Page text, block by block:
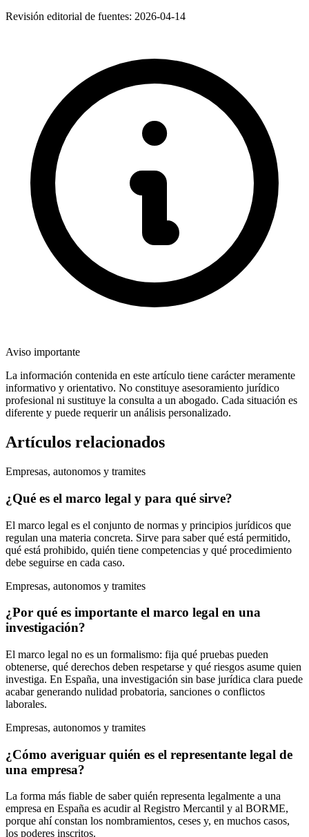
Revisión editorial de fuentes: 2026-04-14
Aviso importante
La información contenida en este artículo tiene carácter meramente
informativo y orientativo. No constituye asesoramiento jurídico
profesional ni sustituye la consulta a un abogado. Cada situación es
diferente y puede requerir un análisis personalizado.
Artículos relacionados
Empresas, autonomos y tramites
¿Qué es el marco legal y para qué sirve?
El marco legal es el conjunto de normas y principios jurídicos que
regulan una materia concreta. Sirve para saber qué está permitido,
qué está prohibido, quién tiene competencias y qué procedimiento
debe seguirse en cada caso.
Empresas, autonomos y tramites
¿Por qué es importante el marco legal en una
investigación?
El marco legal no es un formalismo: fija qué pruebas pueden
obtenerse, qué derechos deben respetarse y qué riesgos asume quien
investiga. En España, una investigación sin base jurídica clara puede
acabar generando nulidad probatoria, sanciones o conflictos
laborales.
Empresas, autonomos y tramites
¿Cómo averiguar quién es el representante legal de
una empresa?
La forma más fiable de saber quién representa legalmente a una
empresa en España es acudir al Registro Mercantil y al BORME,
porque ahí constan los nombramientos, ceses y, en muchos casos,
los poderes inscritos.